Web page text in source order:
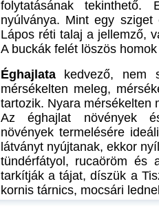
folytatásának
nyúlványa. Mint egy
Lápos réti talaj a jellemző,
A buckák felét löszös
Éghajlatakedvező, nem
mérsékelten meleg,
tartozik. Nyara mérsékelten
Az éghajlat növények
növények termelésére
látványt nyújtanak, ekkor
tündérfátyol, rucaöröm és
tarkítják a tájat, díszük a
kornis tárnics, mocsári